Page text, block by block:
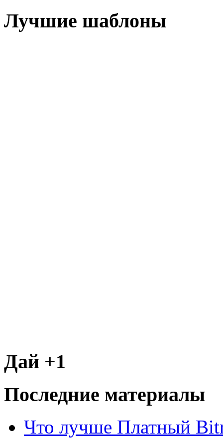
Лучшие шаблоны
Дай +1
Последние материалы
Что лучше Платный